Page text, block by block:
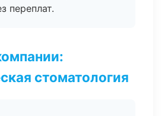
переплат.
стоматология